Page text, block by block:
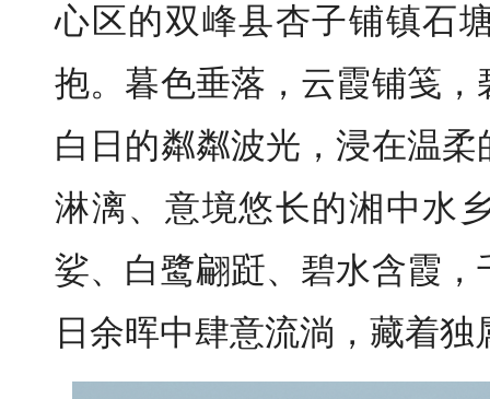
心区的双峰县杏子铺镇石
抱。暮色垂落，云霞铺笺
白日的粼粼波光，浸在温
淋漓、意境悠长的湘中水
娑、白鹭翩跹、碧水含霞
日余晖中肆意流淌，藏着